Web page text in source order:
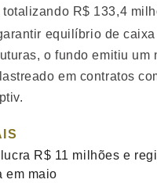
totalizando R$ 133,4
equilíbrio de
o fundo emitiu um
em contratos
R$ 11 milhões e
em maio